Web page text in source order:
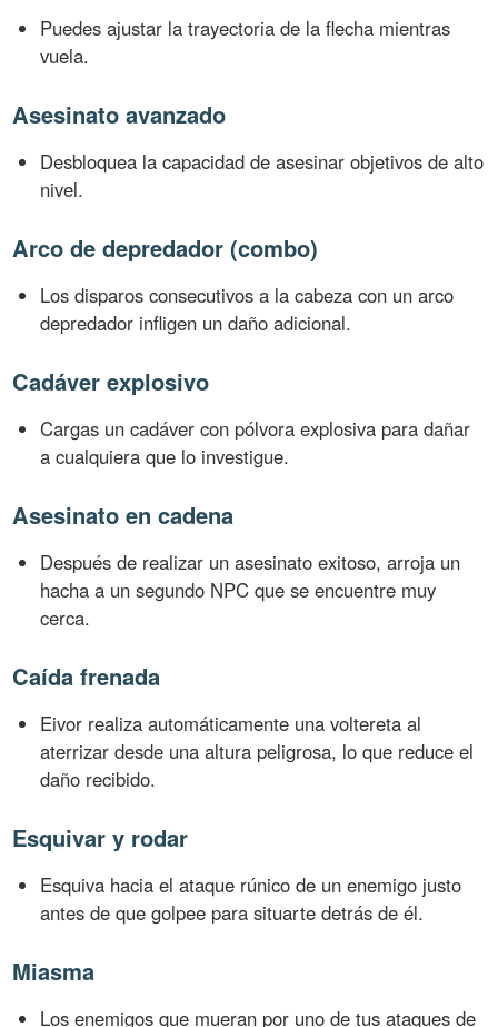
Puedes ajustar la trayectoria de la flecha mientras
vuela.
Asesinato avanzado
Desbloquea la capacidad de asesinar objetivos de alto
nivel.
Arco de depredador (combo)
Los disparos consecutivos a la cabeza con un arco
depredador infligen un daño adicional.
Cadáver explosivo
Cargas un cadáver con pólvora explosiva para dañar
a cualquiera que lo investigue.
Asesinato en cadena
Después de realizar un asesinato exitoso, arroja un
hacha a un segundo NPC que se encuentre muy
cerca.
Caída frenada
Eivor realiza automáticamente una voltereta al
aterrizar desde una altura peligrosa, lo que reduce el
daño recibido.
Esquivar y rodar
Esquiva hacia el ataque rúnico de un enemigo justo
antes de que golpee para situarte detrás de él.
Miasma
Los enemigos que mueran por uno de tus ataques de